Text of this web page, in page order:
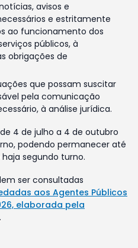
avisos e
e estritamente
ao funcionamento dos
públicos, à
obrigações de
que possam suscitar
pela comunicação
à análise jurídica.
4 de julho a 4 de outubro
podendo permanecer até
segundo turno.
ser consultadas
aos Agentes Públicos
elaborada pela
.